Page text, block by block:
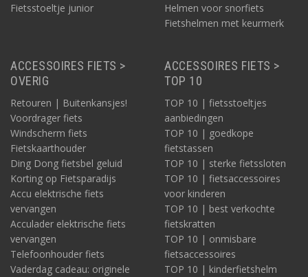
Fietsstoeltje junior
Helmen voor snorfiets
Fietshelmen met keurmerk
ACCESSOIRES FIETS >
OVERIG
Retouren | Buitenkansjes!
Voordrager fiets
Windscherm fiets
Fietskaarthouder
Ding Dong fietsbel geluid
Korting op Fietsparadijs
Accu elektrische fiets
vervangen
Acculader elektrische fiets
vervangen
Telefoonhouder fiets
Vaderdag cadeau: originele
ACCESSOIRES FIETS >
TOP 10
TOP 10 | fietsstoeltjes
aanbiedingen
TOP 10 | goedkope
fietstassen
TOP 10 | sterke fietssloten
TOP 10 | fietsaccessoires
voor kinderen
TOP 10 | best verkochte
fietskratten
TOP 10 | onmisbare
fietsaccessoires
TOP 10 | kinderfietshelm